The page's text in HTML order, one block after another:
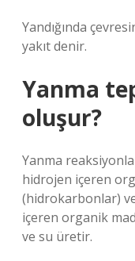
Yandığında
yakıt denir.
Yanma
oluşur?
Yanma
hidrojen içeren
(hidrokarbonlar)
içeren organik
ve su üretir.